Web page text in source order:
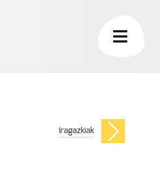
Iragazkiak